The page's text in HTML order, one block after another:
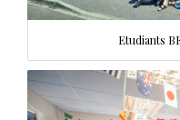
Etudiants